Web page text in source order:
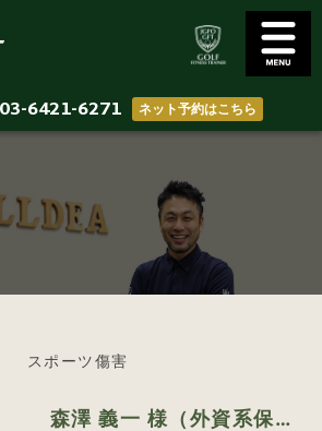
03-6421-6271 ネット予約はこちら
Access
アクセス
Home
ホーム
スポーツ傷害
森澤 義一 様（外資系保